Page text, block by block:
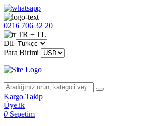
0216 706 32 20
TR − TL
Dil
Para Birimi
Kargo Takip
Üyelik
0 Sepetim